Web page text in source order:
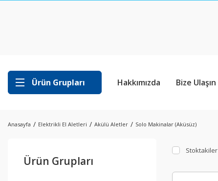
Ürün Grupları Hakkımızda Bize Ulaşın
Anasayfa Elektrikli El Aletleri Akülü Aletler Solo Makinalar (Aküsüz)
Ürün Grupları
Stoktakiler